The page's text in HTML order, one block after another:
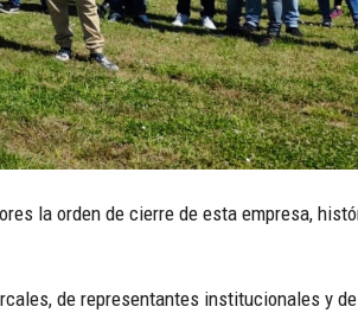
la orden de cierre de esta empresa,
de representantes institucionales y